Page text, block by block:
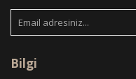
Bilgi